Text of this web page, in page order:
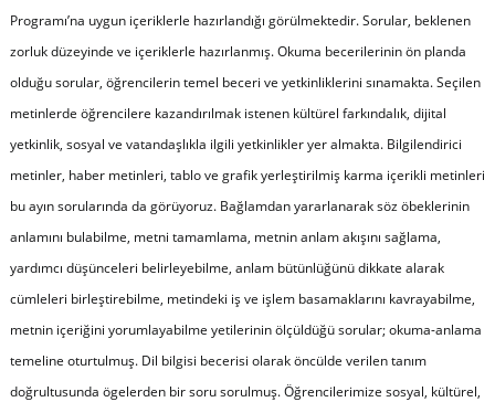
Programı’na uygun içeriklerle hazırlandığı görülmektedir. Sorular, beklenen
zorluk düzeyinde ve içeriklerle hazırlanmış. Okuma becerilerinin ön planda
olduğu sorular, öğrencilerin temel beceri ve yetkinliklerini sınamakta. Seçilen
metinlerde öğrencilere kazandırılmak istenen kültürel farkındalık, dijital
yetkinlik, sosyal ve vatandaşlıkla ilgili yetkinlikler yer almakta. Bilgilendirici
metinler, haber metinleri, tablo ve grafik yerleştirilmiş karma içerikli metinleri
bu ayın sorularında da görüyoruz. Bağlamdan yararlanarak söz öbeklerinin
anlamını bulabilme, metni tamamlama, metnin anlam akışını sağlama,
yardımcı düşünceleri belirleyebilme, anlam bütünlüğünü dikkate alarak
cümleleri birleştirebilme, metindeki iş ve işlem basamaklarını kavrayabilme,
metnin içeriğini yorumlayabilme yetilerinin ölçüldüğü sorular; okuma-anlama
temeline oturtulmuş. Dil bilgisi becerisi olarak öncülde verilen tanım
doğrultusunda ögelerden bir soru sorulmuş. Öğrencilerimize sosyal, kültürel,